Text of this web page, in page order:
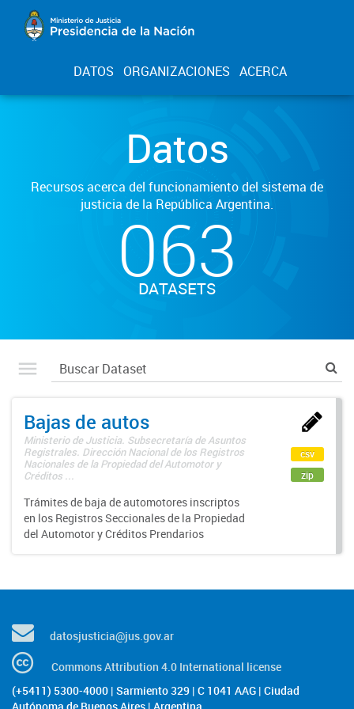
DATOS ORGANIZACIONES ACERCA
Datos
Recursos acerca del funcionamiento del sistema de
justicia de la República Argentina.
063
DATASETS
Bajas de autos
Ministerio de Justicia. Subsecretaría de Asuntos
Registrales. Dirección Nacional de los Registros
Nacionales de la Propiedad del Automotor y
Créditos ...
Trámites de baja de automotores inscriptos
en los Registros Seccionales de la Propiedad
del Automotor y Créditos Prendarios
csv
zip
datosjusticia@jus.gov.ar
Commons Attribution 4.0 International license
(+5411) 5300-4000 | Sarmiento 329 | C 1041 AAG | Ciudad